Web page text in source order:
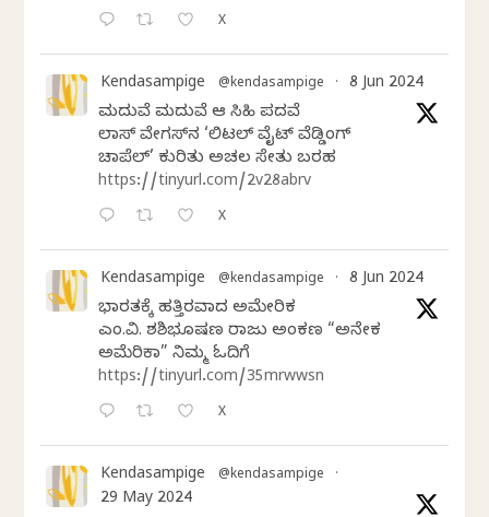
X
Kendasampige @kendasampige · 8 Jun 2024
ಮದುವೆ ಮದುವೆ ಆ ಸಿಹಿ ಪದವೆ
ಲಾಸ್‌ ವೇಗಸ್‌ನ ‘ಲಿಟಲ್ ವೈಟ್ ವೆಡ್ಡಿಂಗ್
ಚಾಪೆಲ್’ ಕುರಿತು ಅಚಲ ಸೇತು ಬರಹ
https://tinyurl.com/2v28abrv
X
Kendasampige @kendasampige · 8 Jun 2024
ಭಾರತಕ್ಕೆ ಹತ್ತಿರವಾದ ಅಮೇರಿಕ
ಎಂ.ವಿ. ಶಶಿಭೂಷಣ ರಾಜು ಅಂಕಣ “ಅನೇಕ
ಅಮೆರಿಕಾ” ನಿಮ್ಮ ಓದಿಗೆ
https://tinyurl.com/35mrwwsn
X
Kendasampige @kendasampige ·
29 May 2024